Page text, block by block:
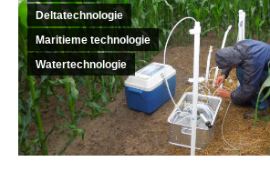
Deltatechnologie
Maritieme technologie
Watertechnologie